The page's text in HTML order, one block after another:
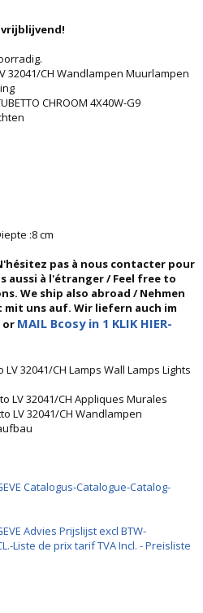
32041/CH Wandlampen Muurlampen
CHROOM 4X40W-G9
:8 cm
pas à nous contacter pour
aussi à l'étranger / Feel free to
We ship also abroad / Nehmen
uns auf. Wir liefern auch im
or MAIL Bcosy in 1 KLIK HIER-
32041/CH Lamps Wall Lamps Lights
LV 32041/CH Appliques Murales
LV 32041/CH Wandlampen
Catalogus-Catalogue-Catalog-
Advies Prijslijst excl BTW-
Liste de prix tarif TVA Incl. - Preisliste